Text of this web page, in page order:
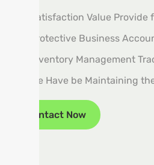
Satisfaction Value Provide
Protective Business
Inventory Management
We Have be Maintaining
Contact Now